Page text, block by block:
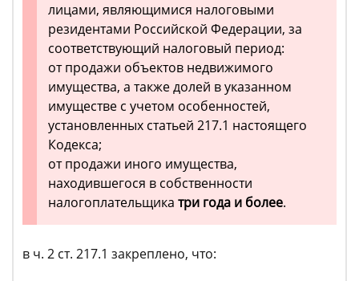
лицами, являющимися налоговыми
резидентами Российской Федерации, за
соответствующий налоговый период:
от продажи объектов недвижимого
имущества, а также долей в указанном
имуществе с учетом особенностей,
установленных статьей 217.1 настоящего
Кодекса;
от продажи иного имущества,
находившегося в собственности
налогоплательщика три года и более.
в ч. 2 ст. 217.1 закреплено, что: